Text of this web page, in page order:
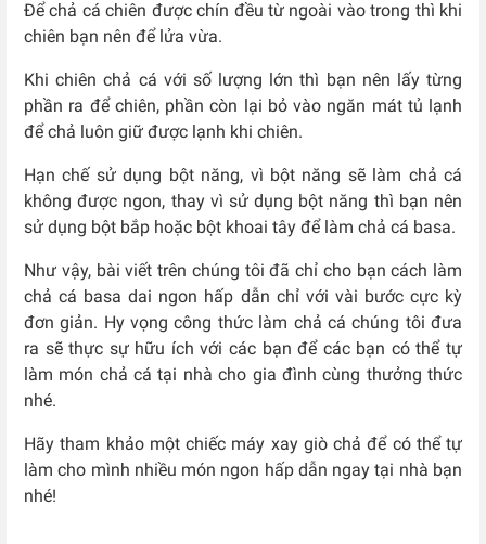
Để chả cá chiên được chín đều từ ngoài vào trong thì khi
chiên bạn nên để lửa vừa.
Khi chiên chả cá với số lượng lớn thì bạn nên lấy từng
phần ra để chiên, phần còn lại bỏ vào ngăn mát tủ lạnh
để chả luôn giữ được lạnh khi chiên.
Hạn chế sử dụng bột năng, vì bột năng sẽ làm chả cá
không được ngon, thay vì sử dụng bột năng thì bạn nên
sử dụng bột bắp hoặc bột khoai tây để làm chả cá basa.
Như vậy, bài viết trên chúng tôi đã chỉ cho bạn cách làm
chả cá basa dai ngon hấp dẫn chỉ với vài bước cực kỳ
đơn giản. Hy vọng công thức làm chả cá chúng tôi đưa
ra sẽ thực sự hữu ích với các bạn để các bạn có thể tự
làm món chả cá tại nhà cho gia đình cùng thưởng thức
nhé.
Hãy tham khảo một chiếc máy xay giò chả để có thể tự
làm cho mình nhiều món ngon hấp dẫn ngay tại nhà bạn
nhé!